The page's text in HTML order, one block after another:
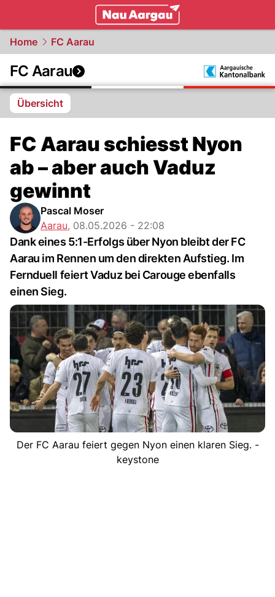
Home FC Aarau
FC Aarau
Übersicht
FC Aarau schiesst Nyon
ab – aber auch Vaduz
gewinnt
Pascal Moser
Aarau, 08.05.2026 - 22:08
Dank eines 5:1-Erfolgs über Nyon bleibt der FC
Aarau im Rennen um den direkten Aufstieg. Im
Fernduell feiert Vaduz bei Carouge ebenfalls
einen Sieg.
Der FC Aarau feiert gegen Nyon einen klaren Sieg. -
keystone